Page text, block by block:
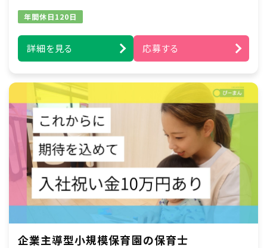
年間休日120日
詳細を見る 応募する
企業主導型小規模保育園の保育士